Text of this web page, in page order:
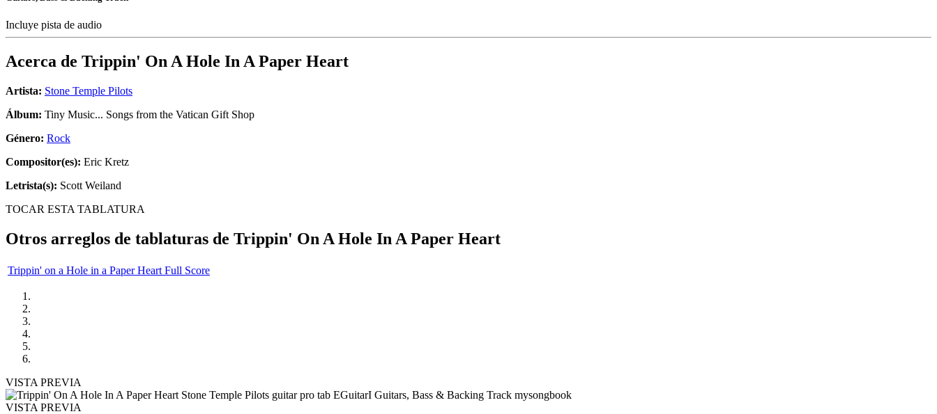
Incluye pista de audio
Acerca de Trippin' On A Hole In A Paper Heart
Artista: Stone Temple Pilots
Álbum: Tiny Music... Songs from the Vatican Gift Shop
Género: Rock
Compositor(es): Eric Kretz
Letrista(s): Scott Weiland
TOCAR ESTA TABLATURA
Otros arreglos de tablaturas de Trippin' On A Hole In A Paper Heart
Trippin' on a Hole in a Paper Heart Full Score
VISTA PREVIA
VISTA PREVIA